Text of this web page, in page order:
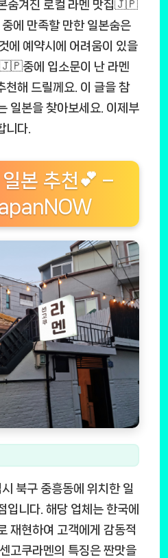
숨겨진 로컬 라멘 맛집🇯🇵
에 만족할 만한 일본숨은
예약시에 어려움이 있을
🇯🇵중에 입소문이 난 라멘
해 드릴께요. 이 글을 참
일본을 찾아보세요. 이제부
다.
본 추천💕 –
북구 중흥동에 위치한 일
입니다. 해당 업체는 한국에
재현하여 고객에게 감동적
고쿠라멘의 특징은 짠맛을